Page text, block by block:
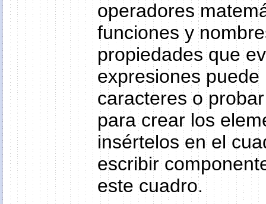
operadores
funciones y
propiedades que
expresiones
caracteres o
para crear los
insértelos en el
escribir
este cuadro.